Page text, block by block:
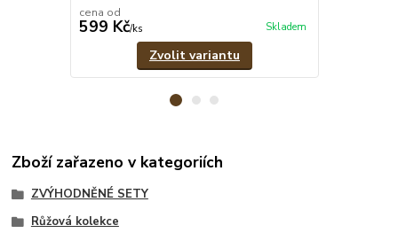
cena od
599 Kč/ks Skladem
Zvolit variantu
Zboží zařazeno v kategoriích
ZVÝHODNĚNÉ SETY
Růžová kolekce